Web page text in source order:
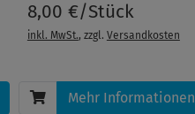
8,00 €/Stück
inkl. MwSt., zzgl. Versandkosten
Mehr Informationen